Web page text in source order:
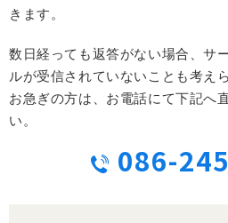
きます。
数日経っても返答がない場合、サ
ルが受信されていないことも考え
お急ぎの方は、お電話にて下記へ
い。
086-